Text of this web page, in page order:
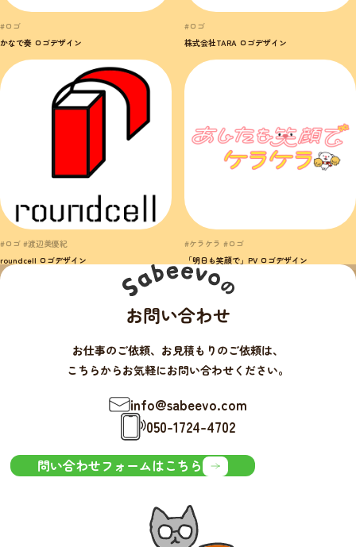
#ロゴ
かなで奏 ロゴデザイン
#ロゴ
株式会社TARA ロゴデザイン
#ロゴ #渡辺美優紀
roundcell ロゴデザイン
#ケラケラ #ロゴ
「明日も笑顔で」PV ロゴデザイン
お問い合わせ
お仕事のご依頼、お見積もりのご依頼は、
こちらからお気軽にお問い合わせください。
info@sabeevo.com
050-1724-4702
問い合わせフォームはこちら